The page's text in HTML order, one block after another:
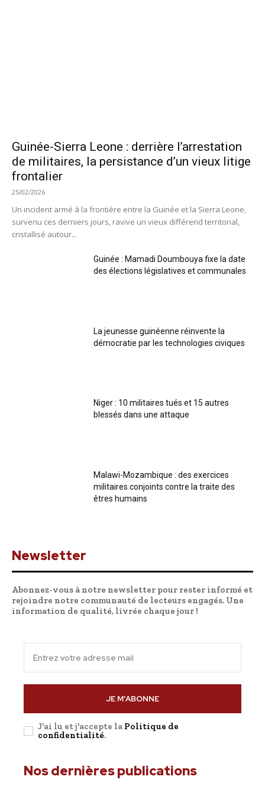
Guinée-Sierra Leone : derrière l’arrestation
de militaires, la persistance d’un vieux litige
frontalier
25/02/2026
Un incident armé à la frontière entre la Guinée et la Sierra Leone,
survenu ces derniers jours, ravive un vieux différend territorial,
cristallisé autour...
Guinée : Mamadi Doumbouya fixe la date
des élections législatives et communales
La jeunesse guinéenne réinvente la
démocratie par les technologies civiques
Niger : 10 militaires tués et 15 autres
blessés dans une attaque
Malawi-Mozambique : des exercices
militaires conjoints contre la traite des
êtres humains
Newsletter
Abonnez-vous à notre newsletter pour rester informé et
rejoindre notre communauté de lecteurs engagés. Une
information de qualité, livrée chaque jour !
JE M'ABONNE
J'ai lu et j'accepte la Politique de
confidentialité.
Nos dernières publications